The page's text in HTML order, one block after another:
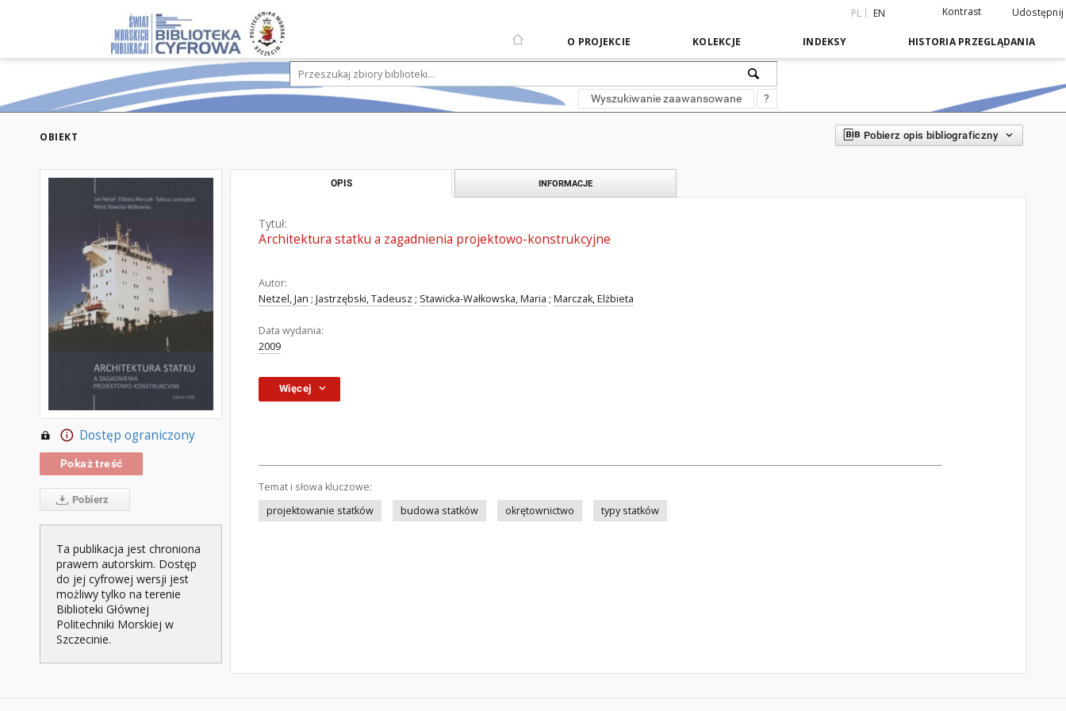
PL EN Kontrast Udostępnij
O PROJEKCIE KOLEKCJE INDEKSY HISTORIA PRZEGLĄDANIA
Wyszukiwanie zaawansowane ?
OBIEKT Pobierz opis bibliograficzny
Dostęp ograniczony
Pokaż treść
Pobierz
Ta publikacja jest chroniona
prawem autorskim. Dostęp
do jej cyfrowej wersji jest
możliwy tylko na terenie
Biblioteki Głównej
Politechniki Morskiej w
Szczecinie.
OPIS INFORMACJE
Tytuł:
Architektura statku a zagadnienia projektowo-konstrukcyjne
Autor:
Netzel, Jan ; Jastrzębski, Tadeusz ; Stawicka-Wałkowska, Maria ; Marczak, Elżbieta
Data wydania:
2009
Więcej
Temat i słowa kluczowe:
projektowanie statków
budowa statków okrętownictwo typy statków